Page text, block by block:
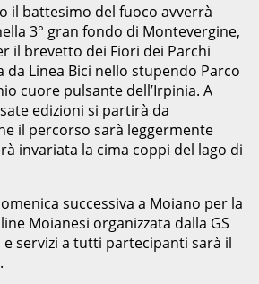
il battesimo del fuoco avverrà
3° gran fondo di Montevergine,
il brevetto dei Fiori dei Parchi
da Linea Bici nello stupendo Parco
cuore pulsante dell’Irpinia. A
edizioni si partirà da
il percorso sarà leggermente
invariata la cima coppi del lago di
successiva a Moiano per la
Moianesi organizzata dalla GS
servizi a tutti partecipanti sarà il